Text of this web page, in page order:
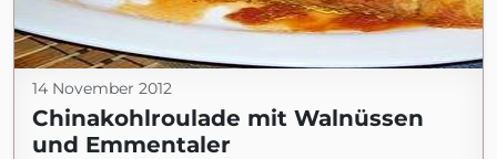
14 November 2012
Chinakohlroulade mit Walnüssen
und Emmentaler